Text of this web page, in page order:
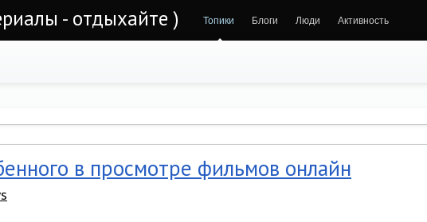
- отдыхайте ) Топики Блоги Люди Активность
в просмотре фильмов онлайн